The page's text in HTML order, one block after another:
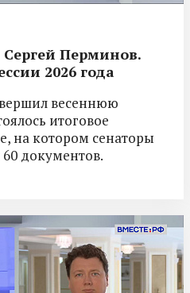
Сергей Перминов.
2026 года
весеннюю
итоговое
на котором сенаторы
документов.